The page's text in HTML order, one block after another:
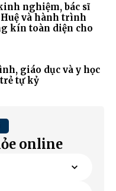
nghiệm, bác sĩ
và hành trình
kín toàn diện cho
giáo dục và y học
tự kỷ
online